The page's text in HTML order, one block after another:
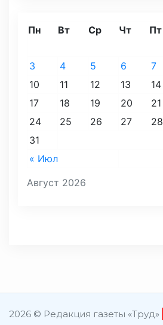
Август 2026
Пн Вт Ср Чт Пт
« Июл
3
4 5 6 7
10
11 12 13 14
17
18 19 20 21
24
25 26 27 28
31
2026 © Редакция газеты «Труд»